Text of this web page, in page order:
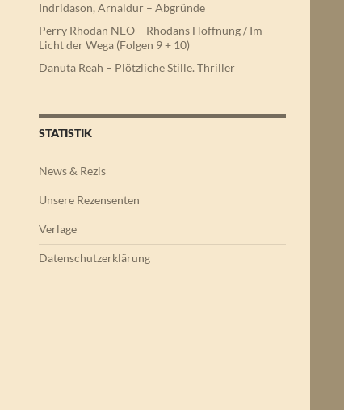
Indridason, Arnaldur – Abgründe
Perry Rhodan NEO – Rhodans Hoffnung / Im
Licht der Wega (Folgen 9 + 10)
Danuta Reah – Plötzliche Stille. Thriller
STATISTIK
News & Rezis
Unsere Rezensenten
Verlage
Datenschutzerklärung